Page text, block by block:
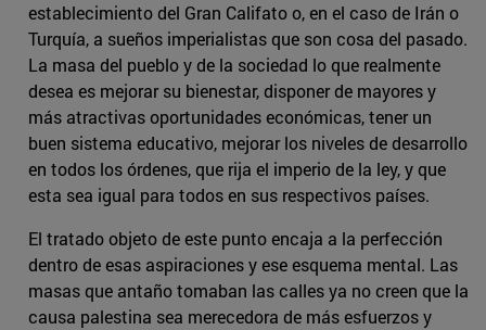
establecimiento del Gran Califato o, en el caso de Irán o
Turquía, a sueños imperialistas que son cosa del pasado.
La masa del pueblo y de la sociedad lo que realmente
desea es mejorar su bienestar, disponer de mayores y
más atractivas oportunidades económicas, tener un
buen sistema educativo, mejorar los niveles de desarrollo
en todos los órdenes, que rija el imperio de la ley, y que
esta sea igual para todos en sus respectivos países.
El tratado objeto de este punto encaja a la perfección
dentro de esas aspiraciones y ese esquema mental. Las
masas que antaño tomaban las calles ya no creen que la
causa palestina sea merecedora de más esfuerzos y